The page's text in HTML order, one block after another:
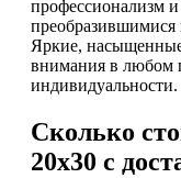
профессионализм
преобразившимися
Яркие,
внимания в любом
индивидуальности.
Сколько
20х30 с